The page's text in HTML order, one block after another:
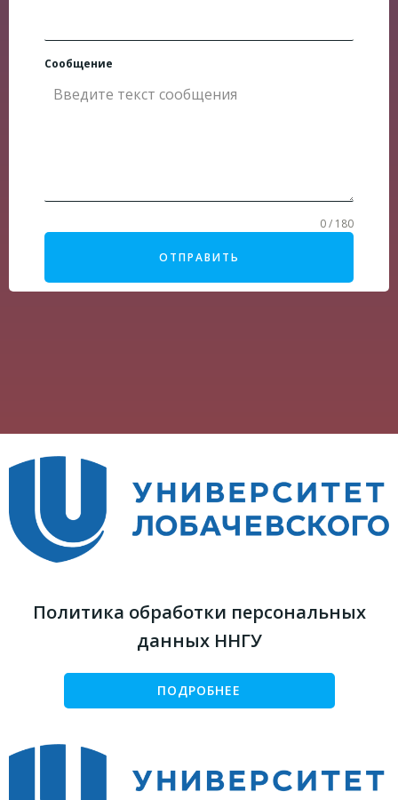
Сообщение
0 / 180
ОТПРАВИТЬ
Политика обработки персональных
данных ННГУ
ПОДРОБНЕЕ